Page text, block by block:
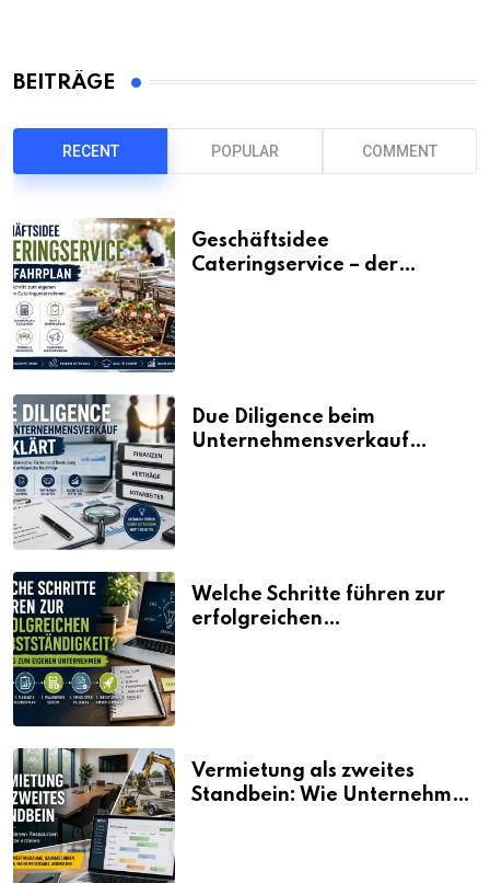
BEITRÄGE
RECENT POPULAR COMMENT
Geschäftsidee
Cateringservice – der
Due Diligence beim
Unternehmensverkauf
Welche Schritte führen zur
erfolgreichen
Vermietung als zweites
Standbein: Wie Unternehmen